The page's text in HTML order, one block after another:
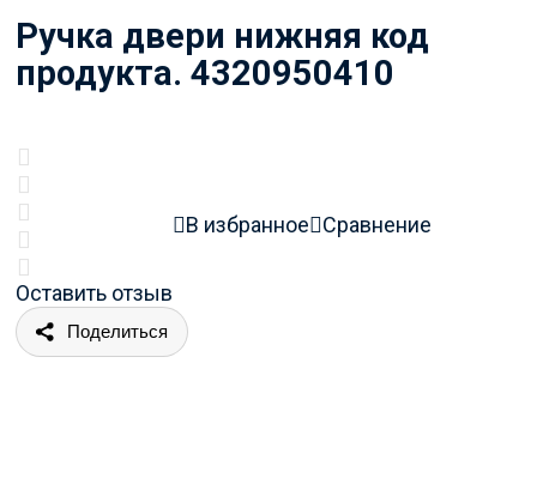
Ручка двери нижняя код
продукта. 4320950410
Оставить отзыв
В избранное Сравнение
Поделиться